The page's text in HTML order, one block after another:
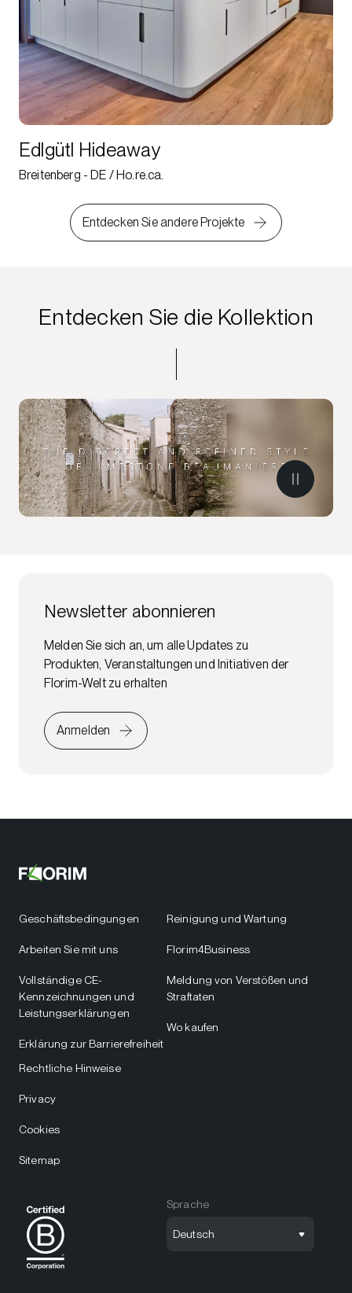
Edlgütl Hideaway
Breitenberg - DE / Ho.re.ca.
Entdecken Sie andere Projekte
Entdecken Sie die Kollektion
Newsletter abonnieren
Melden Sie sich an, um alle Updates zu
Produkten, Veranstaltungen und Initiativen der
Florim-Welt zu erhalten
Anmelden
Geschäftsbedingungen
Arbeiten Sie mit uns
Vollständige CE-
Kennzeichnungen und
Leistungserklärungen
Erklärung zur Barrierefreiheit
Reinigung und Wartung
Florim4Business
Meldung von Verstößen und
Straftaten
Wo kaufen
Rechtliche Hinweise
Privacy
Cookies
Sitemap
Sprache
Deutsch